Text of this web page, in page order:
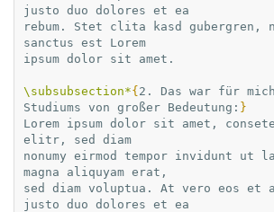
justo duo dolores et ea
rebum. Stet clita kasd gubergren,
sanctus est Lorem
ipsum dolor sit amet.
\subsubsection*{ 2. Das war für
Studiums von großer Bedeutung: }
Lorem ipsum dolor sit amet,
elitr, sed diam
nonumy eirmod tempor invidunt ut
magna aliquyam erat,
sed diam voluptua. At vero eos et
justo duo dolores et ea